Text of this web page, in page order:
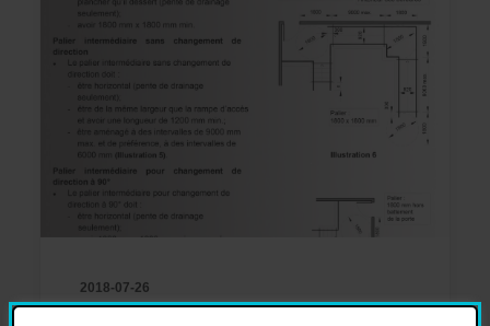
À la demande générale, les fiches
techniques sont de retour